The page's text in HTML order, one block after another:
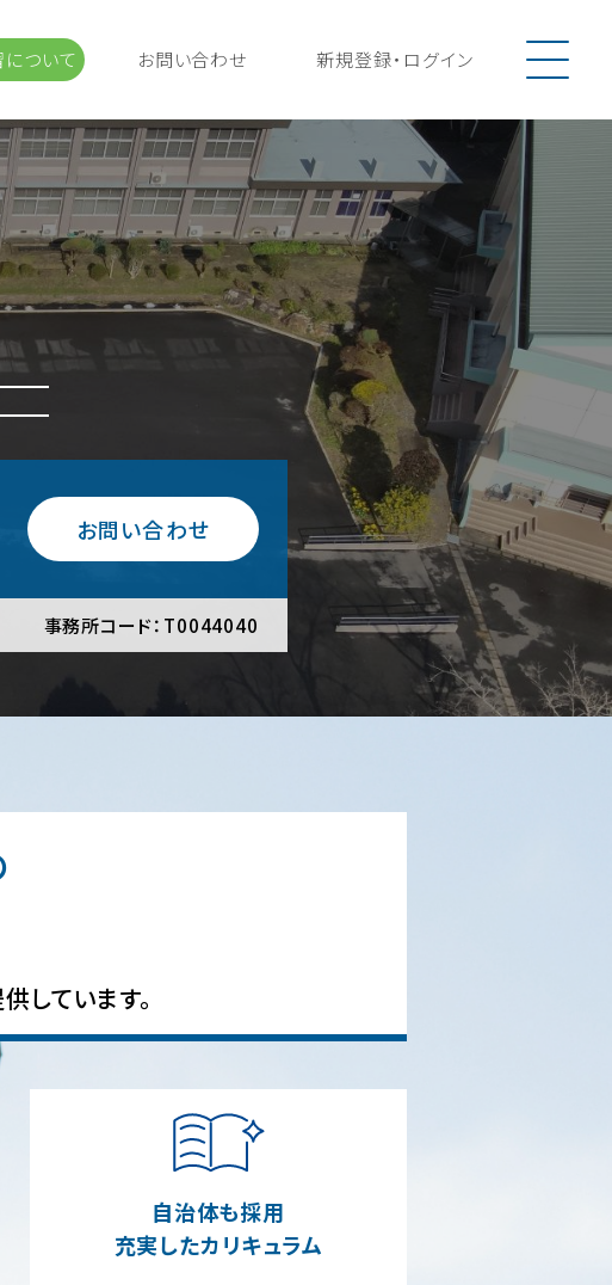
ついて お問い合わせ 新規登録・ ログイン
お問い合わせ
事務所コード：T0044040
ています。
自治体も採用
充実したカリキュラム